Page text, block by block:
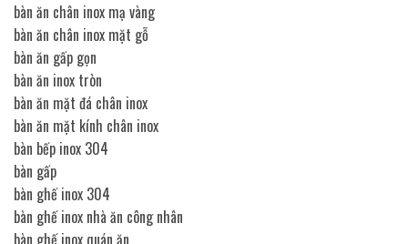
bàn ăn chân inox mạ vàng
bàn ăn chân inox mặt gỗ
bàn ăn gấp gọn
bàn ăn inox tròn
bàn ăn mặt đá chân inox
bàn ăn mặt kính chân inox
bàn bếp inox 304
bàn gấp
bàn ghế inox 304
bàn ghế inox nhà ăn công nhân